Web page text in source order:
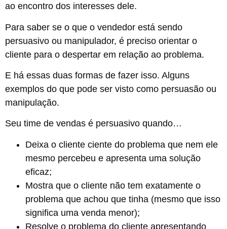
ao encontro dos interesses dele.
Para saber se o que o vendedor está sendo
persuasivo ou manipulador, é preciso orientar o
cliente para o despertar em relação ao problema.
E há essas duas formas de fazer isso. Alguns
exemplos do que pode ser visto como persuasão ou
manipulação.
Seu time de vendas é persuasivo quando…
Deixa o cliente ciente do problema que nem ele
mesmo percebeu e apresenta uma solução
eficaz;
Mostra que o cliente não tem exatamente o
problema que achou que tinha (mesmo que isso
significa uma venda menor);
Resolve o problema do cliente apresentando